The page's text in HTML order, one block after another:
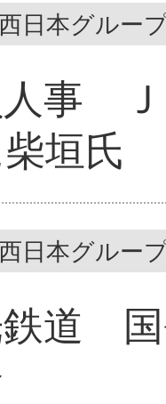
西日本グルー
事
垣氏
西日本グルー
道